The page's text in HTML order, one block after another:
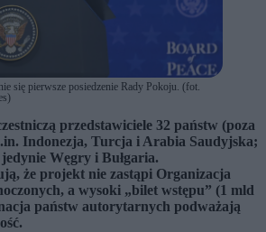
się pierwsze posiedzenie Rady Pokoju. (fot.
przedstawiciele 32 państw (poza
Indonezja, Turcja i Arabia Saudyjska;
jedynie Węgry i Bułgaria.
że projekt nie zastąpi Organizacja
, a wysoki „bilet wstępu” (1 mld
państw autorytarnych podważają